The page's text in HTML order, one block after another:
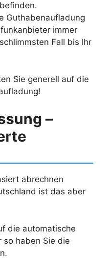
Guthabenaufladung
immer
Fall bis Ihr
Sie generell auf die
–
abrechnen
ist das aber
die automatische
so haben Sie die